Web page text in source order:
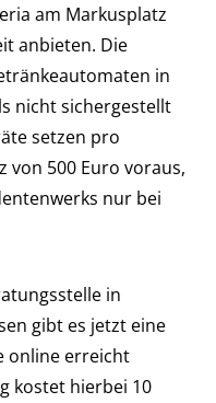
am Markusplatz
anbieten. Die
in
nicht sichergestellt
setzen pro
500 Euro voraus,
nur bei
in
gibt es jetzt eine
online erreicht
kostet hierbei 10